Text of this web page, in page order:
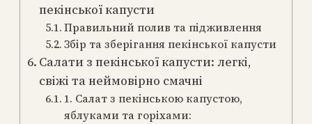
пекінської капусти
Правильний полив та підживлення
Збір та зберігання пекінської капусти
Салати з пекінської капусти: легкі,
свіжі та неймовірно смачні
1. Салат з пекінською капустою,
яблуками та горіхами: